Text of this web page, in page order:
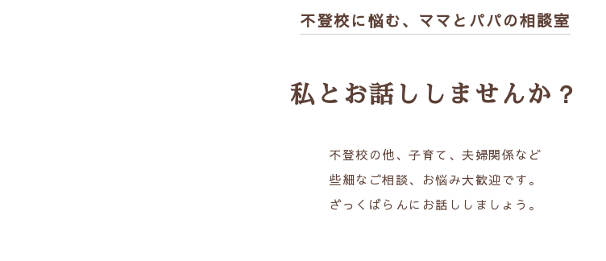
不登校に悩む、 ママとパパの相談室
私とお話ししませんか？
不登校の他、子育て、夫婦関係など
些細なご相談、お悩み大歓迎です。
ざっくばらんにお話ししましょう。